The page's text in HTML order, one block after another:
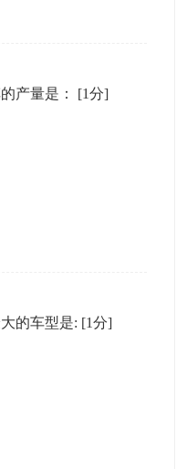
产量是： [1分]
的车型是: [1分]